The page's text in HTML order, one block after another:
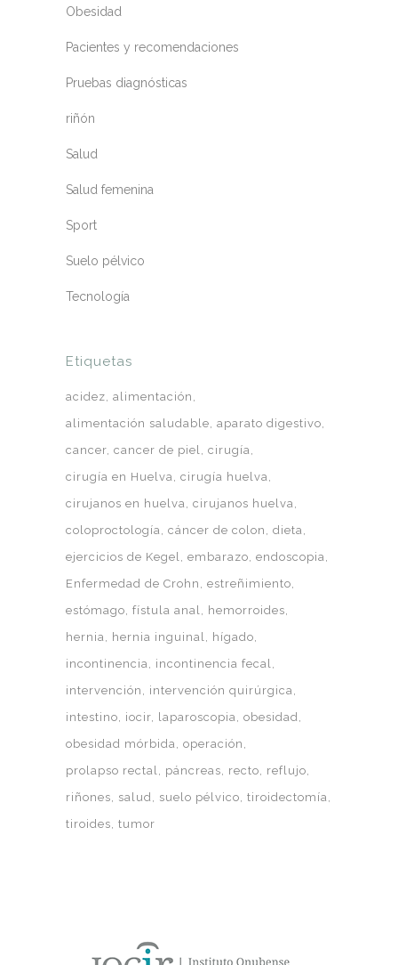
Obesidad
Pacientes y recomendaciones
Pruebas diagnósticas
riñón
Salud
Salud femenina
Sport
Suelo pélvico
Tecnología
Etiquetas
acidez alimentación
alimentación saludable aparato digestivo
cancer cancer de piel cirugía
cirugía en Huelva cirugía huelva
cirujanos en huelva cirujanos huelva
coloproctología cáncer de colon
dieta
ejercicios de Kegel embarazo endoscopia
Enfermedad de Crohn
estreñimiento
estómago fístula anal
hemorroides
hernia
hernia inguinal
hígado
incontinencia
incontinencia fecal
intervención
intervención quirúrgica
intestino
iocir laparoscopia obesidad
obesidad mórbida operación
prolapso rectal
páncreas recto
reflujo
riñones
salud suelo pélvico tiroidectomía
tiroides tumor